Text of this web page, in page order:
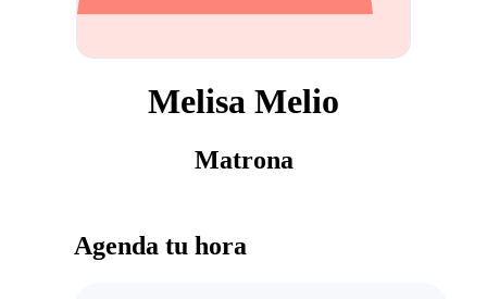
Melisa Melio
Matrona
Agenda tu hora